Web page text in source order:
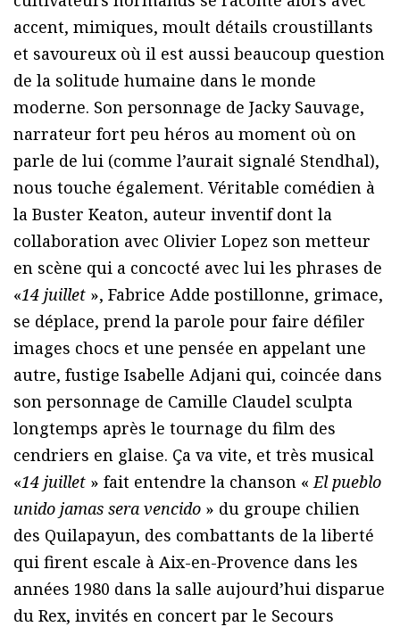
accent, mimiques, moult détails croustillants
et savoureux où il est aussi beaucoup question
de la solitude humaine dans le monde
moderne. Son personnage de Jacky Sauvage,
narrateur fort peu héros au moment où on
parle de lui (comme l’aurait signalé Stendhal),
nous touche également. Véritable comédien à
la Buster Keaton, auteur inventif dont la
collaboration avec Olivier Lopez son metteur
en scène qui a concocté avec lui les phrases de
«14 juillet », Fabrice Adde postillonne, grimace,
se déplace, prend la parole pour faire défiler
images chocs et une pensée en appelant une
autre, fustige Isabelle Adjani qui, coincée dans
son personnage de Camille Claudel sculpta
longtemps après le tournage du film des
cendriers en glaise. Ça va vite, et très musical
«14 juillet » fait entendre la chanson «El pueblo
unido jamas sera vencido » du groupe chilien
des Quilapayun, des combattants de la liberté
qui firent escale à Aix-en-Provence dans les
années 1980 dans la salle aujourd’hui disparue
du Rex, invités en concert par le Secours